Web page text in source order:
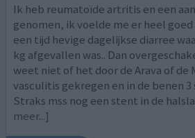
Ik heb reumatoïde artritis en een
genomen, ik voelde me er heel
een tijd hevige dagelijkse diarree
kg afgevallen was.. Dan
weet niet of het door de Arava of de
vasculitis gekregen en in de benen
Straks mss nog een stent in de
meer...]